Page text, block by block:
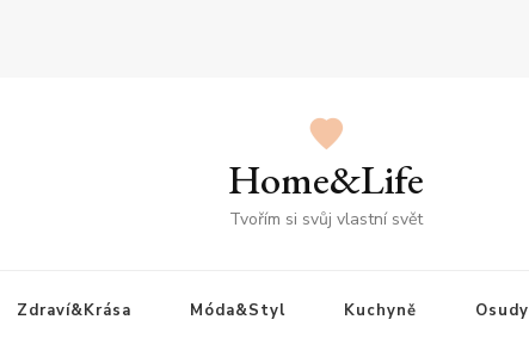
Home&Life
Tvořím si svůj vlastní svět
Zdraví&Krása Móda&Styl Kuchyně Osudy